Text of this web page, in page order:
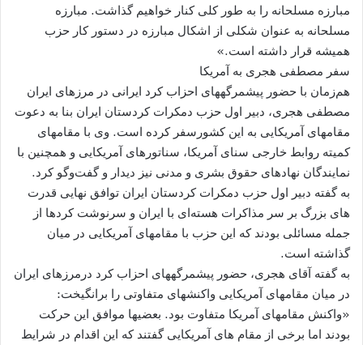
مبارزه مسلحانه را به طور کلی کنار خواهیم گذاشت. مبارزه
مسلحانه به عنوان شکلی از اشکال مبارزه در دستور کار حزب
همیشه قرار داشته است.»
سفر مصطفی هجری به آمریکا
هم‌زمان با حضور پیشمرگه​های احزاب کرد ایرانی در مرزهای ایران
مصطفی هجری، دبیر اول حزب دمکرات کردستان ایران بنا به دعوت
مقام​های آمریکا‌یی به این کشورسفر کرده است. وی با مقام​های
کمیته روابط خارجی سنای آمریکا، سناتورهای آمریکایی و همچنین با
نمایندگان نهادهای حقوق بشری و مدنی نیز دیدار و گفت‌وگو کرد.
به گفته دبیر اول حزب دمکرات کردستان ایران توافق نهایی قدرت
های بزرگ بر سر مذاکرات هسته‌ای با ایران و سرنوشت کردها از
جمله مسائلی بودند که این حزب با مقام​های آمریکایی در میان
گذاشته است.
به گفته آقای هجری، حضور پیشمرگه​های احزاب کرد درمرزهای ایران
در میان مقام​های آمریکایی واکنش​های متفاوتی را برانگیخت:
«واکنش مقام​های آمریکا متفاوت بود. بعضی​ها موافق این حرکت
بودند اما برخی از مقام های آمریکایی گفتند که این اقدام در شرایط